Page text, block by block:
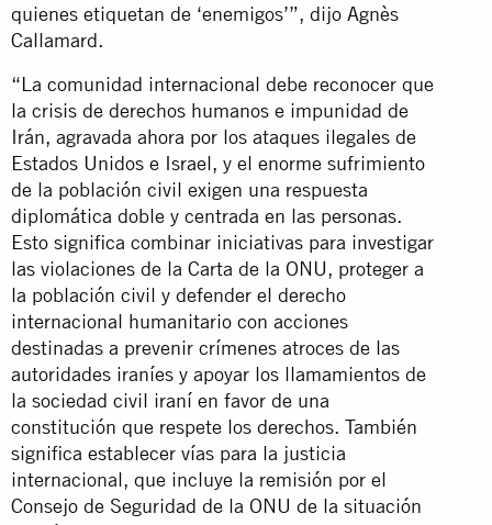
quienes etiquetan de ‘enemigos’”, dijo Agnès
Callamard.
“La comunidad internacional debe reconocer que
la crisis de derechos humanos e impunidad de
Irán, agravada ahora por los ataques ilegales de
Estados Unidos e Israel, y el enorme sufrimiento
de la población civil exigen una respuesta
diplomática doble y centrada en las personas.
Esto significa combinar iniciativas para investigar
las violaciones de la Carta de la ONU, proteger a
la población civil y defender el derecho
internacional humanitario con acciones
destinadas a prevenir crímenes atroces de las
autoridades iraníes y apoyar los llamamientos de
la sociedad civil iraní en favor de una
constitución que respete los derechos. También
significa establecer vías para la justicia
internacional, que incluye la remisión por el
Consejo de Seguridad de la ONU de la situación